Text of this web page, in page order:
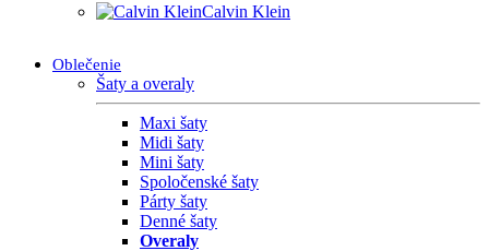
Calvin Klein
Oblečenie
Šaty a overaly
Maxi šaty
Midi šaty
Mini šaty
Spoločenské šaty
Párty šaty
Denné šaty
Overaly